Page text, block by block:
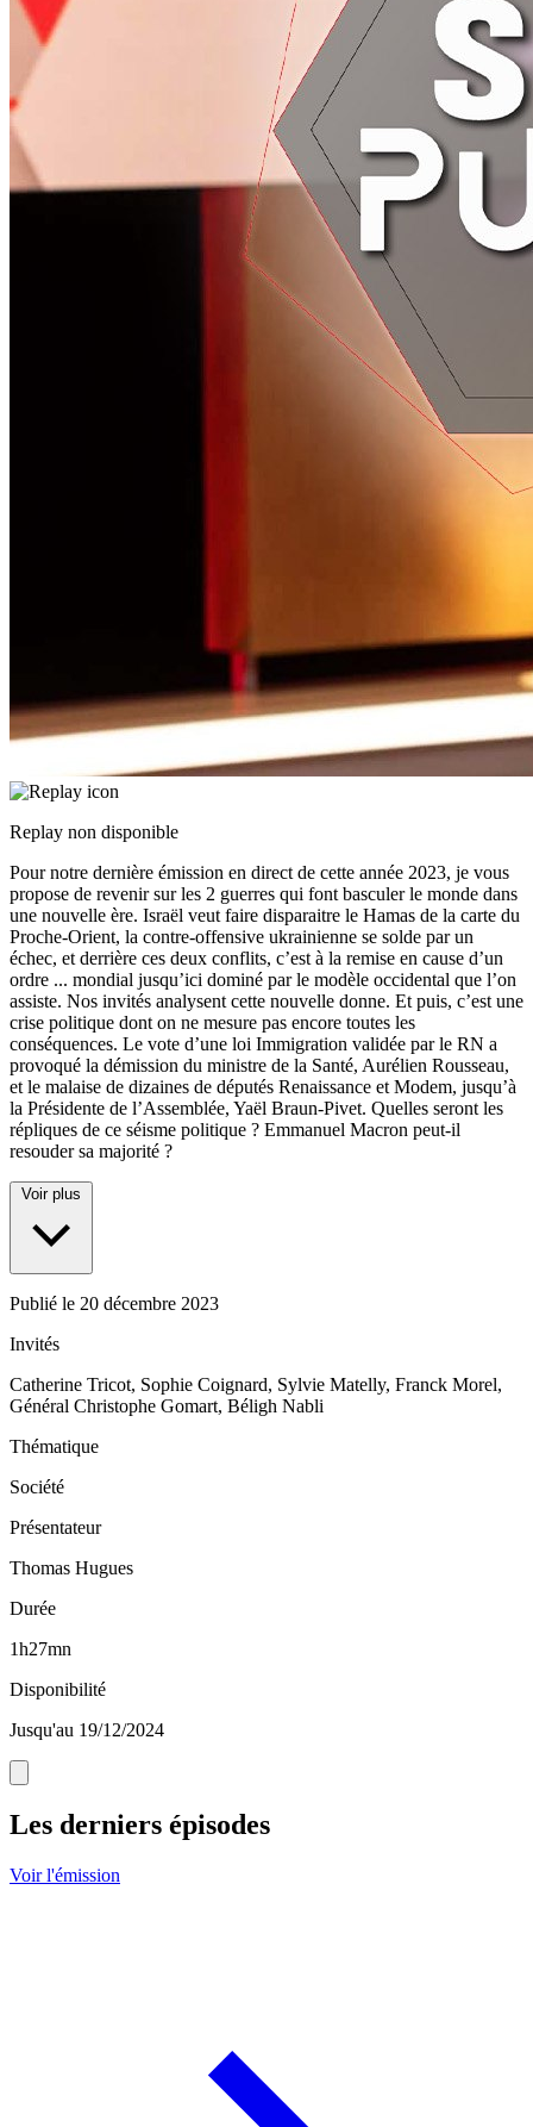
Replay non disponible
Pour notre dernière émission en direct de cette année 2023, je vous
propose de revenir sur les 2 guerres qui font basculer le monde dans
une nouvelle ère. Israël veut faire disparaitre le Hamas de la carte du
Proche-Orient, la contre-offensive ukrainienne se solde par un
échec, et derrière ces deux conflits, c’est à la remise en cause d’un
ordre ... mondial jusqu’ici dominé par le modèle occidental que l’on
assiste. Nos invités analysent cette nouvelle donne. Et puis, c’est une
crise politique dont on ne mesure pas encore toutes les
conséquences. Le vote d’une loi Immigration validée par le RN a
provoqué la démission du ministre de la Santé, Aurélien Rousseau,
et le malaise de dizaines de députés Renaissance et Modem, jusqu’à
la Présidente de l’Assemblée, Yaël Braun-Pivet. Quelles seront les
répliques de ce séisme politique ? Emmanuel Macron peut-il
resouder sa majorité ?
Voir plus
Publié le 20 décembre 2023
Invités
Catherine Tricot, Sophie Coignard, Sylvie Matelly, Franck Morel,
Général Christophe Gomart, Béligh Nabli
Thématique
Société
Présentateur
Thomas Hugues
Durée
1h27mn
Disponibilité
Jusqu'au 19/12/2024
Les derniers épisodes
Voir l'émission